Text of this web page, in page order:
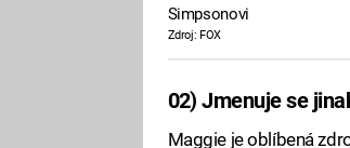
Simpsonovi
Zdroj: FOX
02) Jmenuje se
Maggie je oblíbená